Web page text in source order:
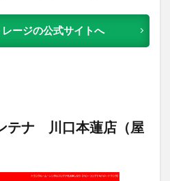
ージの公式サイトへ
テナ 川口本蓮店（屋